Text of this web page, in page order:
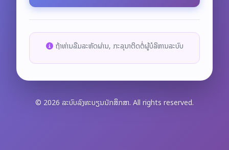
ຖ້າທ່ານລືມລະຫັດຜ່ານ, ກະລຸນາຕິດຕໍ່ຜູ້ບໍລິຫານລະບົບ
© 2026 ລະບົບລົງທະບຽນນັກສຶກສາ. All rights reserved.